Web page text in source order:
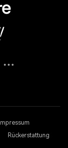
Impressum
Rückerstattung